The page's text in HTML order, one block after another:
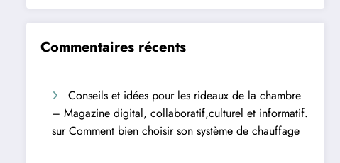
Commentaires récents
Conseils et idées pour les rideaux de la chambre
– Magazine digital, collaboratif,culturel et informatif.
surComment bien choisir son système de chauffage